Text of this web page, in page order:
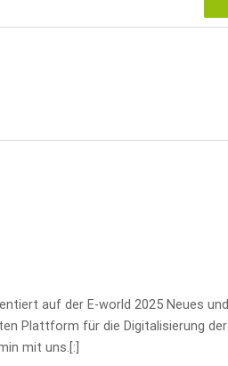
auf der E-world 2025 Neues und
Plattform für die Digitalisierung der
mit uns.[:]